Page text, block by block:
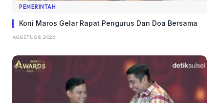
PEMERINTAH
Koni Maros Gelar Rapat Pengurus Dan Doa Bersama
AGUSTUS 8, 2026